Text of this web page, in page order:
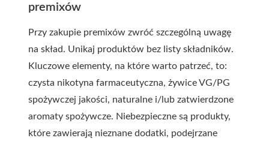
premixów
Przy zakupie premixów zwróć szczególną uwagę
na skład. Unikaj produktów bez listy składników.
Kluczowe elementy, na które warto patrzeć, to:
czysta nikotyna farmaceutyczna, żywice VG/PG
spożywczej jakości, naturalne i/lub zatwierdzone
aromaty spożywcze. Niebezpieczne są produkty,
które zawierają nieznane dodatki, podejrzane